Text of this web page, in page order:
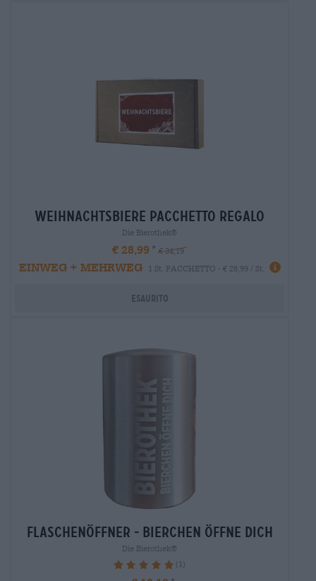
weihnachtsbiere Pacchetto regalo
Die Bierothek®
€ 28,99 € 34,19
EINWEG + MEHRWEG 1 St. PACCHETTO - € 28,99 / St.
Esaurito
flaschenöffner - bierchen öffne dich
Die Bierothek®
100% (1)